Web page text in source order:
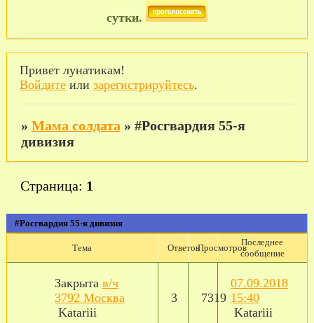
сутки.
Привет лунатикам!
Войдитеили зарегистрируйтесь.
» Мама солдата » #Росгвардия 55-я
дивизия
#Росгвардия 55-я дивизия
Страница: 1
Тема ОтветовПросмотров
Последнее
сообщение
Закрыта в/ч
3792 Москва
Katariii
3 7319
07.09.2018
15:40
Katariii